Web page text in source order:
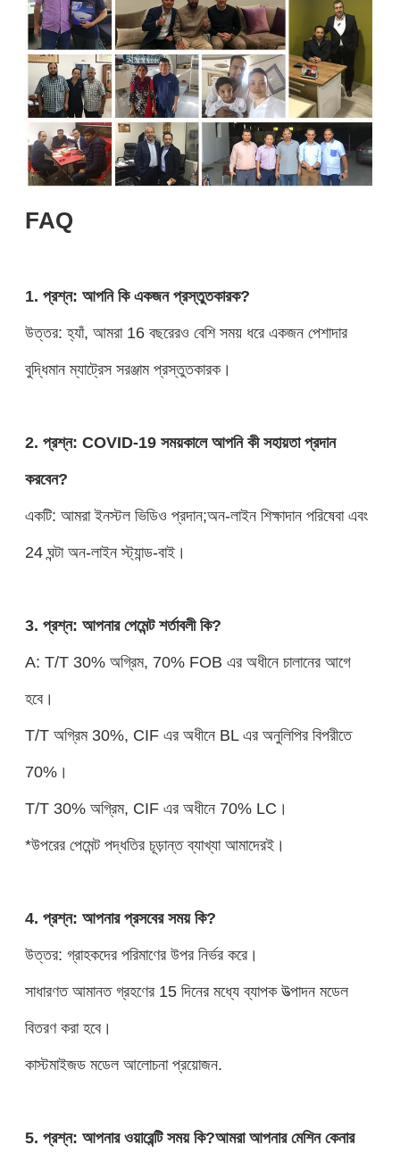
FAQ
1. প্রশ্ন: আপনি কি একজন প্রস্তুতকারক?
উত্তর: হ্যাঁ, আমরা 16 বছরেরও বেশি সময় ধরে একজন পেশাদার
বুদ্ধিমান ম্যাট্রেস সরঞ্জাম প্রস্তুতকারক।
2. প্রশ্ন: COVID-19 সময়কালে আপনি কী সহায়তা প্রদান
করবেন?
একটি: আমরা ইনস্টল ভিডিও প্রদান;অন-লাইন শিক্ষাদান পরিষেবা এবং
24 ঘন্টা অন-লাইন স্ট্যান্ড-বাই।
3. প্রশ্ন: আপনার পেমেন্ট শর্তাবলী কি?
A: T/T 30% অগ্রিম, 70% FOB এর অধীনে চালানের আগে
হবে।
T/T অগ্রিম 30%, CIF এর অধীনে BL এর অনুলিপির বিপরীতে
70%।
T/T 30% অগ্রিম, CIF এর অধীনে 70% LC।
*উপরের পেমেন্ট পদ্ধতির চূড়ান্ত ব্যাখ্যা আমাদেরই।
4. প্রশ্ন: আপনার প্রসবের সময় কি?
উত্তর: গ্রাহকদের পরিমাণের উপর নির্ভর করে।
সাধারণত আমানত গ্রহণের 15 দিনের মধ্যে ব্যাপক উত্পাদন মডেল
বিতরণ করা হবে।
কাস্টমাইজড মডেল আলোচনা প্রয়োজন.
5. প্রশ্ন: আপনার ওয়ারেন্টি সময় কি?আমরা আপনার মেশিন কেনার